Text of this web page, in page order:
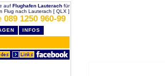
auf Flughafen Lauterach für
Flug nach Lauterach [ QLX ]
089 1250 960-99
INFOS